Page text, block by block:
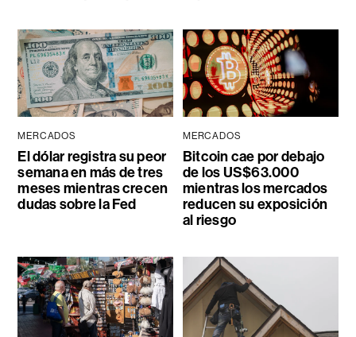
MERCADOS
El dólar registra su peor
semana en más de tres
meses mientras crecen
dudas sobre la Fed
MERCADOS
Bitcoin cae por debajo
de los US$63.000
mientras los mercados
reducen su exposición
al riesgo